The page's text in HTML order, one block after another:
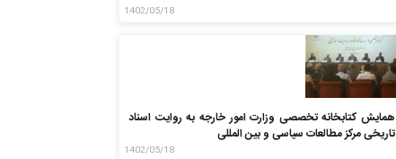
1402/05/18
همایش کتابخانه تخصصی وزارت امور خارجه به روایت اسناد
تاریخی مرکز مطالعات سیاسی و بین المللی
1402/05/18